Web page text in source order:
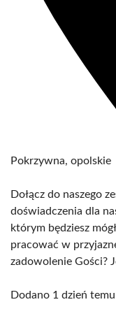
Pokrzywna, opolskie
Dołącz do naszego
doświadczenia dla
którym będziesz
pracować w
zadowolenie Gości?
Dodano 1 dzień temu